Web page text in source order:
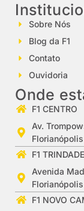
Sobre Nós
Blog da F1
Contato
Ouvidoria
Onde
F1 CENTRO
Av.
F1 TRINDADE
Avenida
Florianópolis
F1 NOVO